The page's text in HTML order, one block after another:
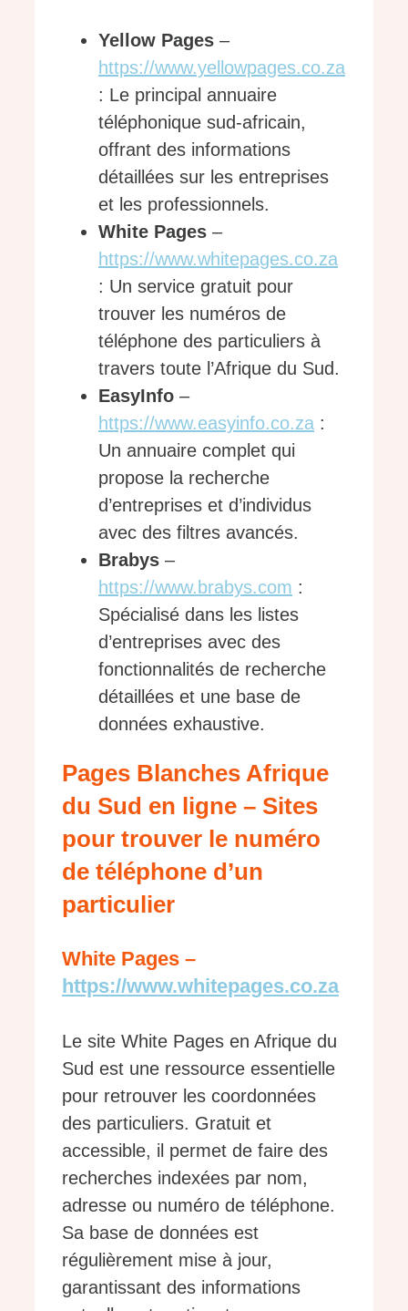
Yellow Pages –
https://www.yellowpages.co.za
: Le principal annuaire
téléphonique sud-africain,
offrant des informations
détaillées sur les entreprises
et les professionnels.
White Pages –
https://www.whitepages.co.za
: Un service gratuit pour
trouver les numéros de
téléphone des particuliers à
travers toute l’Afrique du Sud.
EasyInfo –
https://www.easyinfo.co.za :
Un annuaire complet qui
propose la recherche
d’entreprises et d’individus
avec des filtres avancés.
Brabys –
https://www.brabys.com :
Spécialisé dans les listes
d’entreprises avec des
fonctionnalités de recherche
détaillées et une base de
données exhaustive.
Pages Blanches Afrique
du Sud en ligne – Sites
pour trouver le numéro
de téléphone d’un
particulier
White Pages –
https://www.whitepages.co.za
Le site White Pages en Afrique du
Sud est une ressource essentielle
pour retrouver les coordonnées
des particuliers. Gratuit et
accessible, il permet de faire des
recherches indexées par nom,
adresse ou numéro de téléphone.
Sa base de données est
régulièrement mise à jour,
garantissant des informations